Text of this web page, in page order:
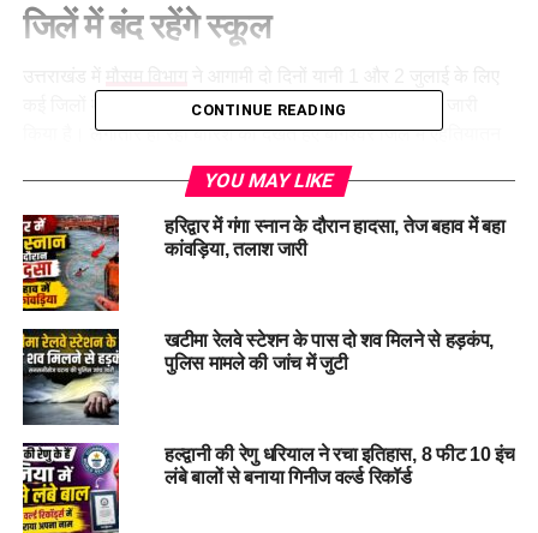
जिलें में बंद रहेंगे स्कूल
कई जिलों में भारी से बहुत भारी वर्षा की संभावना जताते हुए अलर्ट जारी
किया है। लगातार हो रही बारिश को देखते हुए बागेश्वर जिले में एहतियातन
सभी स्कूलों और आंगनबाड़ी केंद्रों में अवकाश घोषित किया गया है।
1 और 2 जुलाई को इन जिलों में भारी बारिश की चेतावनी
मौसम विज्ञान केंद्र, देहरादून के पूर्वानुमान के अनुसार, 1 जुलाई को देहरादून
और बागेश्वर जिलों में कुछ स्थानों पर भारी से बहुत भारी बारिश हो सकती
है। इसी को ध्यान में रखते हुए इन जिलों के लिए ऑरेंज अलर्ट जारी किया
गया है। वहीं, टिहरी, पौड़ी, नैनीताल, चंपावत, ऊधम सिंह नगर और
पिथौरागढ़ जिलों में भी कई स्थानों पर भारी वर्षा होने की संभावना है।
CONTINUE READING
YOU MAY LIKE
हरिद्वार में गंगा स्नान के दौरान हादसा, तेज बहाव में बहा
कांवड़िया, तलाश जारी
खटीमा रेलवे स्टेशन के पास दो शव मिलने से हड़कंप,
पुलिस मामले की जांच में जुटी
हल्द्वानी की रेणु धरियाल ने रचा इतिहास, 8 फीट 10 इंच
लंबे बालों से बनाया गिनीज वर्ल्ड रिकॉर्ड